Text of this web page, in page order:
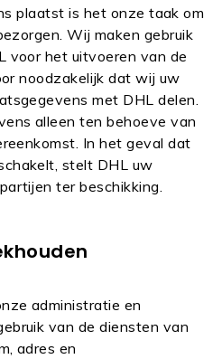
plaatst is het onze taak om
Wij maken gebruik
voor het uitvoeren van de
noodzakelijk dat wij uw
met DHL delen.
alleen ten behoeve van
In het geval dat
stelt DHL uw
ter beschikking.
administratie en
van de diensten van
adres en